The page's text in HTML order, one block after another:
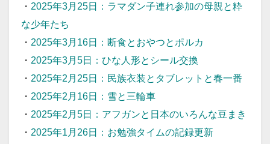
・ 2025年3月25日：ラマダン子連れ参加の母親と粋
な少年たち
・ 2025年3月16日：断食とおやつとポルカ
・ 2025年3月5日：ひな人形とシール交換
・ 2025年2月25日：民族衣装とタブレットと春一番
・ 2025年2月16日：雪と三輪車
・ 2025年2月5日：アフガンと日本のいろんな豆まき
・ 2025年1月26日：お勉強タイムの記録更新